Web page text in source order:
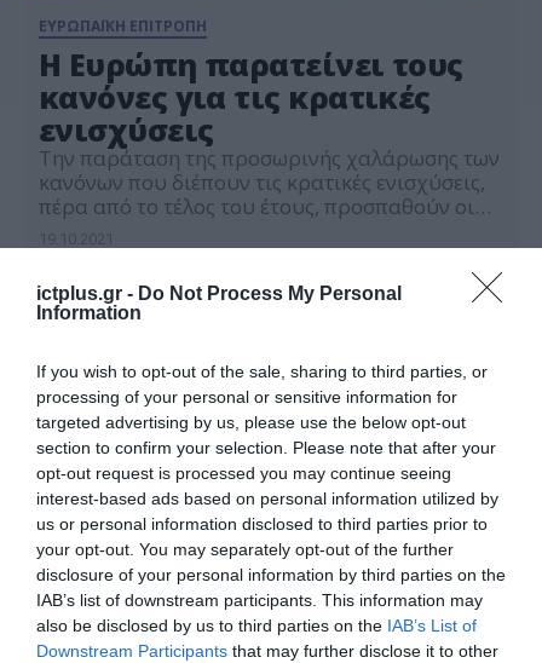
ictplus.gr - Do Not Process My Personal
Information
If you wish to opt-out of the sale, sharing to third parties, or
processing of your personal or sensitive information for
targeted advertising by us, please use the below opt-out
section to confirm your selection. Please note that after your
opt-out request is processed you may continue seeing
interest-based ads based on personal information utilized by
us or personal information disclosed to third parties prior to
your opt-out. You may separately opt-out of the further
disclosure of your personal information by third parties on the
IAB’s list of downstream participants. This information may
also be disclosed by us to third parties on the IAB’s List of
Downstream Participants that may further disclose it to other
ΕΥΡΩΠΑΪΚΗ ΕΠΙΤΡΟΠΗ
Η Ευρώπη παρατείνει τους
κανόνες για τις κρατικές
ενισχύσεις
Την παράταση της προσωρινής χαλάρωσης των
κανόνων που διέπουν τις κρατικές ενισχύσεις,
πέρα ​​από το τέλος του έτους, προσπαθούν οι
επικαλούνται οι Financial Times, η Κομισιόν
αναμένεται να παρατείνει την προσωρινή
χαλάρωση μέχρι την άνοιξη του επόμενου
έτους. Η ΕΕ δέχεται πιέσεις από τις επιχειρήσεις